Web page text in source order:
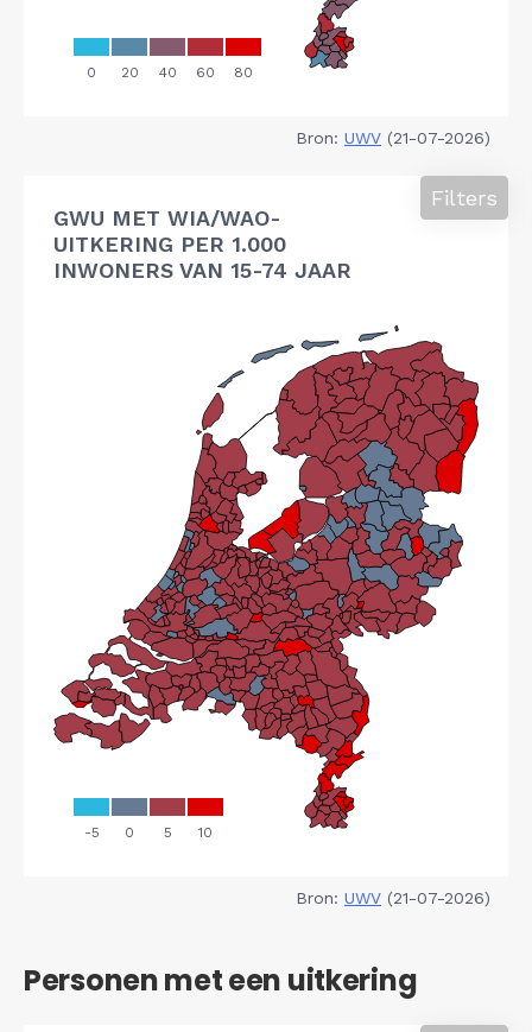
Bron: UWV (21-07-2026)
GWU MET WIA/WAO-
UITKERING PER 1.000
INWONERS VAN 15-74 JAAR
Filters
Bron: UWV (21-07-2026)
Personen met een uitkering